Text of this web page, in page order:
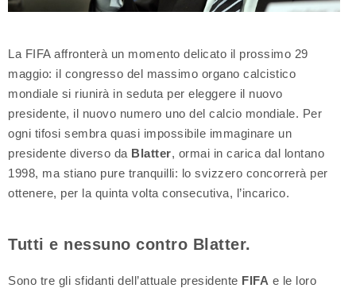
La FIFA affronterà un momento delicato il prossimo 29
maggio: il congresso del massimo organo calcistico
mondiale si riunirà in seduta per eleggere il nuovo
presidente, il nuovo numero uno del calcio mondiale. Per
ogni tifosi sembra quasi impossibile immaginare un
presidente diverso da Blatter, ormai in carica dal lontano
1998, ma stiano pure tranquilli: lo svizzero concorrerà per
ottenere, per la quinta volta consecutiva, l’incarico.
Tutti e nessuno contro Blatter.
Sono tre gli sfidanti dell’attuale presidente FIFA e le loro